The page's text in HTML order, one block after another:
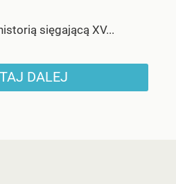
sięgającą XV...
DALEJ